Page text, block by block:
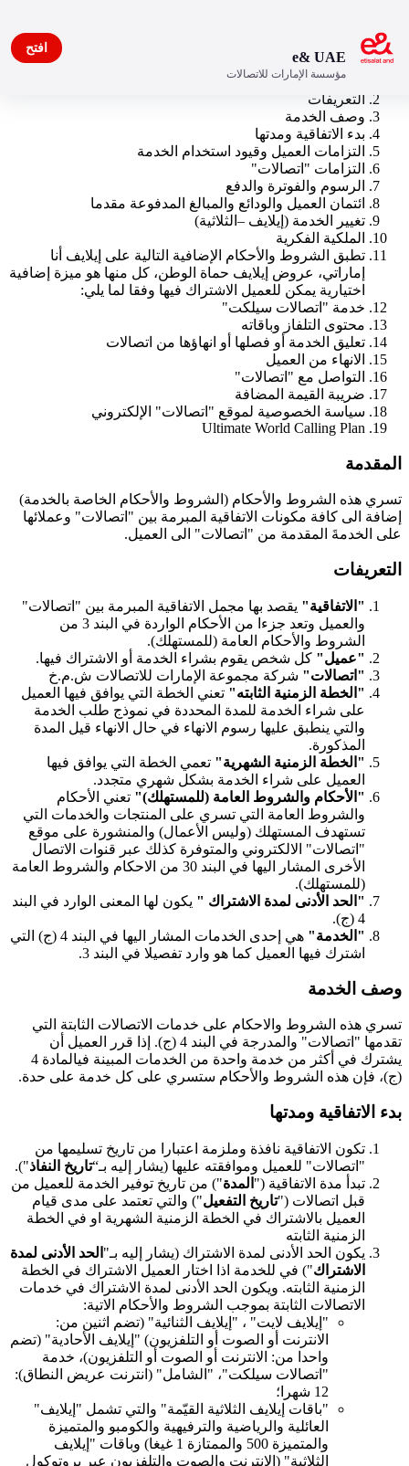
المقدمة
التعريفات
وصف الخدمة
بدء الاتفاقية ومدتها
التزامات العميل وقيود استخدام الخدمة
التزامات "اتصالات"
الرسوم والفوترة والدفع
ائتمان العميل والودائع والمبالغ المدفوعة مقدما
تغيير الخدمة (إيلايف –الثلاثية)
الملكية الفكرية
تطبق الشروط والأحكام الإضافية التالية على إيلايف أنا
إماراتي، عروض إيلايف حماة الوطن، كل منها هو ميزة إضافية
اختيارية يمكن للعميل الاشتراك فيها وفقا لما يلي:
خدمة "اتصالات سيلكت"
محتوى التلفاز وباقاته
تعليق الخدمة أو فصلها أو انهاؤها من اتصالات
الانهاء من العميل
التواصل مع "اتصالات"
ضريبة‭ ‬القيمة‭ ‬المضافة‬‬‬‬‬‬‬‬‬‬‬‬‬‬‬‬‬‬‬‬‬‬‬‬‬‬‬‬‬‬‬‬‬‬‬‬‬‬‬‬‬‬‬‬‬‬‬‬‬‬‬‬‬‬‬‬‬‬‬‬‬‬‬‬‬‬‬‬‬‬‬‬‬‬‬‬‬‬‬‬‬‬‬‬‬‬‬‬‬‬‬‬‬‬‬‬‬‬
سياسة الخصوصية لموقع "اتصالات" الإلكتروني
Ultimate World Calling Plan
المقدمة
تسري هذه الشروط والأحكام (الشروط والأحكام الخاصة بالخدمة)
إضافة الى كافة مكونات الاتفاقية المبرمة بين "اتصالات" وعملائها
على الخدمةَ المقدمة من "اتصالات" الى العميل.
التعريفات
"الاتفاقية" يقصد بها مجمل الاتفاقية المبرمة بين "اتصالات"
والعميل وتعد جزءا من الأحكام الواردة في البند 3 من
الشروط والأحكام العامة (للمستهلك).
"عميل" كل شخص يقوم بشراء الخدمة أو الاشتراك فيها.
"اتصالات" شركة مجموعة الإمارات للاتصالات ش.م.خ
"الخطة الزمنية الثابته" تعني الخطة التي يوافق فيها العميل
على شراء الخدمة للمدة المحددة في نموذج طلب الخدمة
والتي ينطبق عليها رسوم الانهاء في حال الانهاء قيل المدة
المذكورة.
"الخطة الزمنية الشهرية" تعمي الخطة التي يوافق فيها
العميل على شراء الخدمة بشكل شهري متجدد.
"الأحكام والشروط العامة (للمستهلك)" تعني الأحكام
والشروط العامة التي تسري على المنتجات والخدمات التي
تستهدف المستهلك (وليس الأعمال) والمنشورة على موقع
"اتصالات" الالكتروني والمتوفرة كذلك عبر قنوات الاتصال
الأخرى المشار اليها في البند 30 من الاحكام والشروط العامة
(للمستهلك).
"الحد الأدنى لمدة الاشتراك " يكون لها المعنى الوارد في البند
4 (ج).
"الخدمة"
هي إحدى الخدمات المشار اليها في البند 4 (ج) التي
اشترك فيها العميل كما هو وارد تفصيلا في البند 3.
وصف الخدمة
تسري هذه الشروط والاحكام على خدمات الاتصالات الثابتة التي
تقدمها "اتصالات" والمدرجة في البند 4 (ج). إذا قرر العميل أن
يشترك في أكثر من خدمة واحدة من الخدمات المبينة فيالمادة 4
(ج)، فإن هذه الشروط والأحكام ستسري على كل خدمة على حدة.
بدء الاتفاقية ومدتها
تكون الاتفاقية نافذة وملزمة اعتبارا من تاريخ تسليمها من
"اتصالات" للعميل وموافقته عليها (يشار إليه بـ“تاريخ النفاذ").
تبدأ مدة الاتفاقية (" المدة") من تاريخ توفير الخدمة للعميل من
قبل اتصالات ("تاريخ التفعيل") والتي تعتمد على مدى قيام
العميل بالاشتراك في الخطة الزمنية الشهرية او في الخطة
الزمنية الثابته
يكون الحد الأدنى لمدة الاشتراك (يشار إليه بـ" الحد الأدنى لمدة
الاشتراك") في للخدمة اذا اختار العميل الاشتراك في الخطة
الزمنية الثابته. ويكون الحد الأدنى لمدة الاشتراك في خدمات
الاتصالات الثابتة بموجب الشروط والأحكام الاتية:
"إيلايف لايت" ، "إيلايف الثنائية" (تضم اثنين من:
الانترنت أو الصوت أو التلفزيون) "إيلايف الأحادية" (تضم
واحدا من: الانترنت أو الصوت أو التلفزيون)، خدمة
"اتصالات سيلكت"، "الشامل" (انترنت عريض النطاق):
12 شهرا؛
"باقات إيلايف الثلاثية القيّمة" والتي تشمل "إيلايف"
العائلية والرياضية والترفيهية والكومبو والمتميزة
والمتميزة 500 والممتازة 1 غيغا) وباقات "إيلايف
الثلاثية" (الانترنت والصوت والتلفزيون عبر بروتوكول
e& UAE
مؤسسة الإمارات للاتصالات
افتح